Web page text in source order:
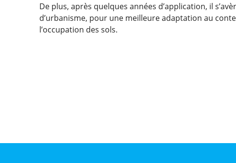
De plus, après quelques années d’application, il
d’urbanisme, pour une meilleure adaptation au
l’occupation des sols.